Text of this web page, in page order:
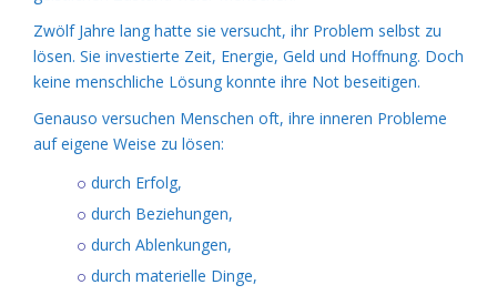
Zwölf Jahre lang hatte sie versucht, ihr Problem selbst zu
lösen. Sie investierte Zeit, Energie, Geld und Hoffnung. Doch
keine menschliche Lösung konnte ihre Not beseitigen.
Genauso versuchen Menschen oft, ihre inneren Probleme
auf eigene Weise zu lösen:
durch Erfolg,
durch Beziehungen,
durch Ablenkungen,
durch materielle Dinge,